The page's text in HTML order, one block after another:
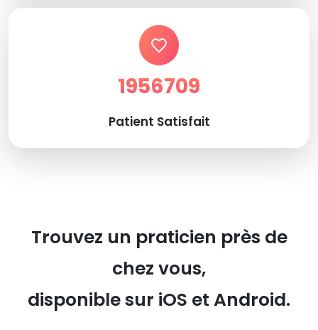
1956709
Patient Satisfait
Trouvez un praticien près de
chez vous,
disponible sur iOS et Android.